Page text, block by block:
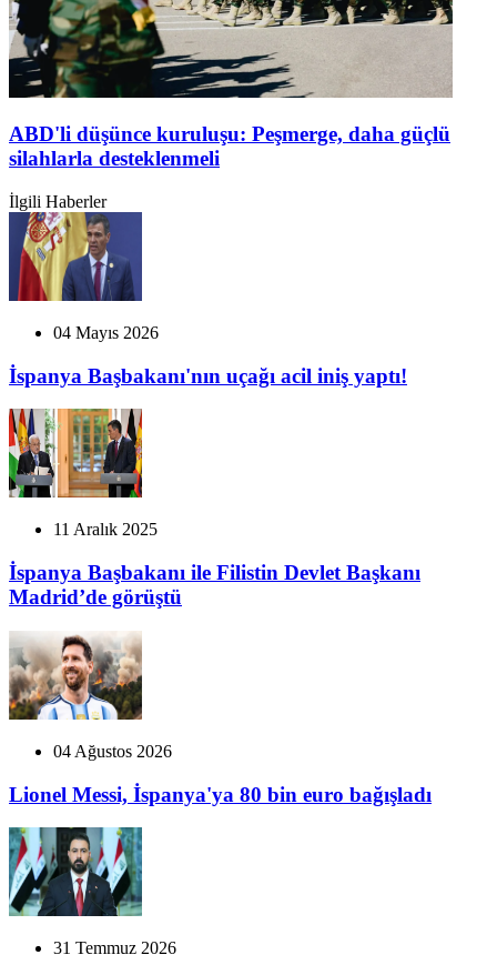
ABD'li düşünce kuruluşu: Peşmerge, daha güçlü
silahlarla desteklenmeli
İlgili Haberler
04 Mayıs 2026
İspanya Başbakanı'nın uçağı acil iniş yaptı!
11 Aralık 2025
İspanya Başbakanı ile Filistin Devlet Başkanı
Madrid’de görüştü
04 Ağustos 2026
Lionel Messi, İspanya'ya 80 bin euro bağışladı
31 Temmuz 2026